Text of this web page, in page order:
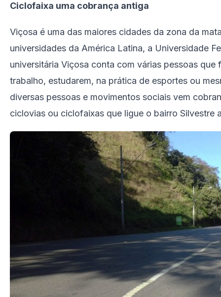
Ciclofaixa uma cobrança antiga
Viçosa é uma das maiores cidades da zona da
universidades da América Latina, a Universidade
universitária Viçosa conta com várias pessoas
trabalho, estudarem, na prática de esportes ou
diversas pessoas e movimentos sociais vem
ciclovias ou ciclofaixas que ligue o bairro Silvestre